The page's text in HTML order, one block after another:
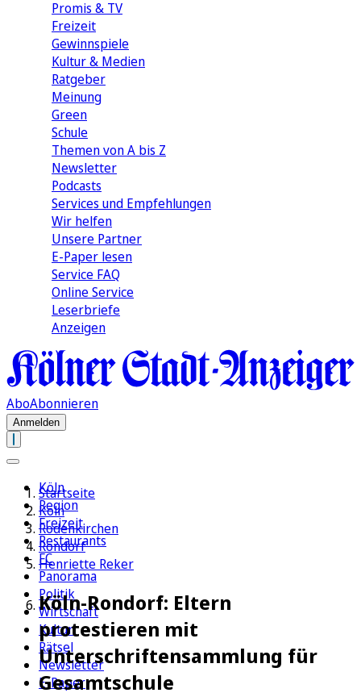
Promis & TV
Freizeit
Gewinnspiele
Kultur & Medien
Ratgeber
Meinung
Green
Schule
Themen von A bis Z
Newsletter
Podcasts
Services und Empfehlungen
Wir helfen
Unsere Partner
E-Paper lesen
Service FAQ
Online Service
Leserbriefe
Anzeigen
AboAbonnieren
Anmelden
Köln
Region
Freizeit
Restaurants
FC
Panorama
Politik
Wirtschaft
Kultur
Rätsel
Newsletter
E-Paper
Startseite
Köln
Rodenkirchen
Rondorf
Henriette Reker
Köln-Rondorf: Eltern
protestieren mit
Unterschriftensammlung für
Gesamtschule